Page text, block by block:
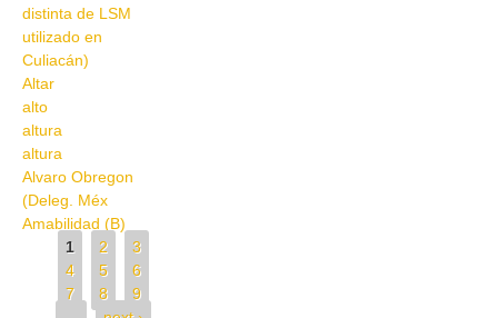
distinta de LSM
utilizado en
Culiacán)
Altar
alto
altura
altura
Alvaro Obregon
(Deleg. Méx
Amabilidad (B)
Pages
1 2
3
4
5
6
7
8
9